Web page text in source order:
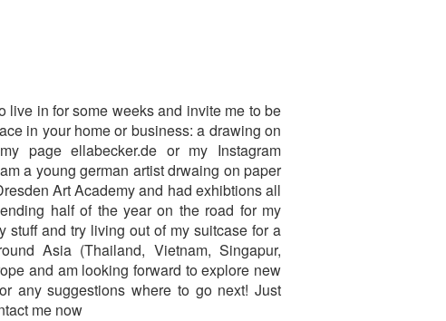
live in for some weeks and invite me to be
in your home or business: a drawing on
page ellabecker.de or my Instagram
a young german artist drwaing on paper
Art Academy and had exhibtions all
half of the year on the road for my
stuff and try living out of my suitcase for a
Asia (Thailand, Vietnam, Singapur,
and am looking forward to explore new
any suggestions where to go next! Just
me now